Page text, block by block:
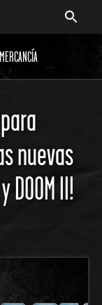
MERCANCÍA
nuevas
II!